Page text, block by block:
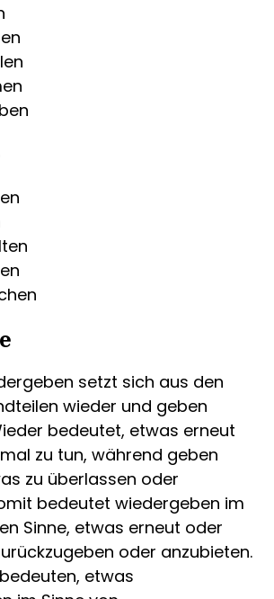
setzt sich aus den
wieder und geben
bedeutet, etwas erneut
zu tun, während geben
zu überlassen oder
bedeutet wiedergeben im
Sinne, etwas erneut oder
oder anzubieten.
etwas